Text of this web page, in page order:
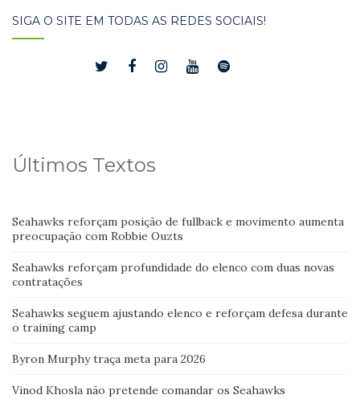
SIGA O SITE EM TODAS AS REDES SOCIAIS!
Últimos Textos
Seahawks reforçam posição de fullback e movimento aumenta
preocupação com Robbie Ouzts
Seahawks reforçam profundidade do elenco com duas novas
contratações
Seahawks seguem ajustando elenco e reforçam defesa durante
o training camp
Byron Murphy traça meta para 2026
Vinod Khosla não pretende comandar os Seahawks